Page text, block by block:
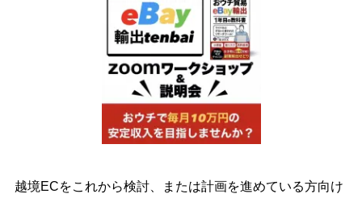
越境ECをこれから検討、または計画を進めている方向け